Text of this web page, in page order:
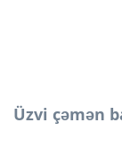
Üzvi çəmən